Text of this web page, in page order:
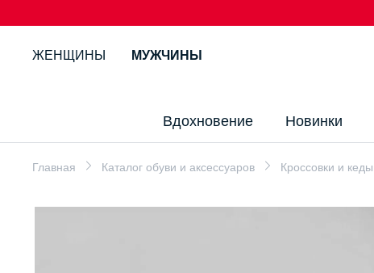
ЖЕНЩИНЫ МУЖЧИНЫ
Вдохновение Новинки
Главная Каталог обуви и аксессуаров Кроссовки и кеды